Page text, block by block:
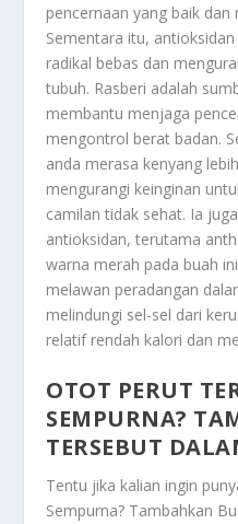
pencernaan yang baik
Sementara itu,
radikal bebas dan
tubuh. Rasberi adalah
membantu menjaga
mengontrol berat badan.
anda merasa kenyang
mengurangi keinginan
camilan tidak sehat. Ia
antioksidan, terutama
warna merah pada buah
melawan peradangan
melindungi sel-sel dari
relatif rendah kalori dan
OTOT PERUT
SEMPURNA?
TERSEBUT
Tentu jika kalian ingin
Sempurna? Tambahkan